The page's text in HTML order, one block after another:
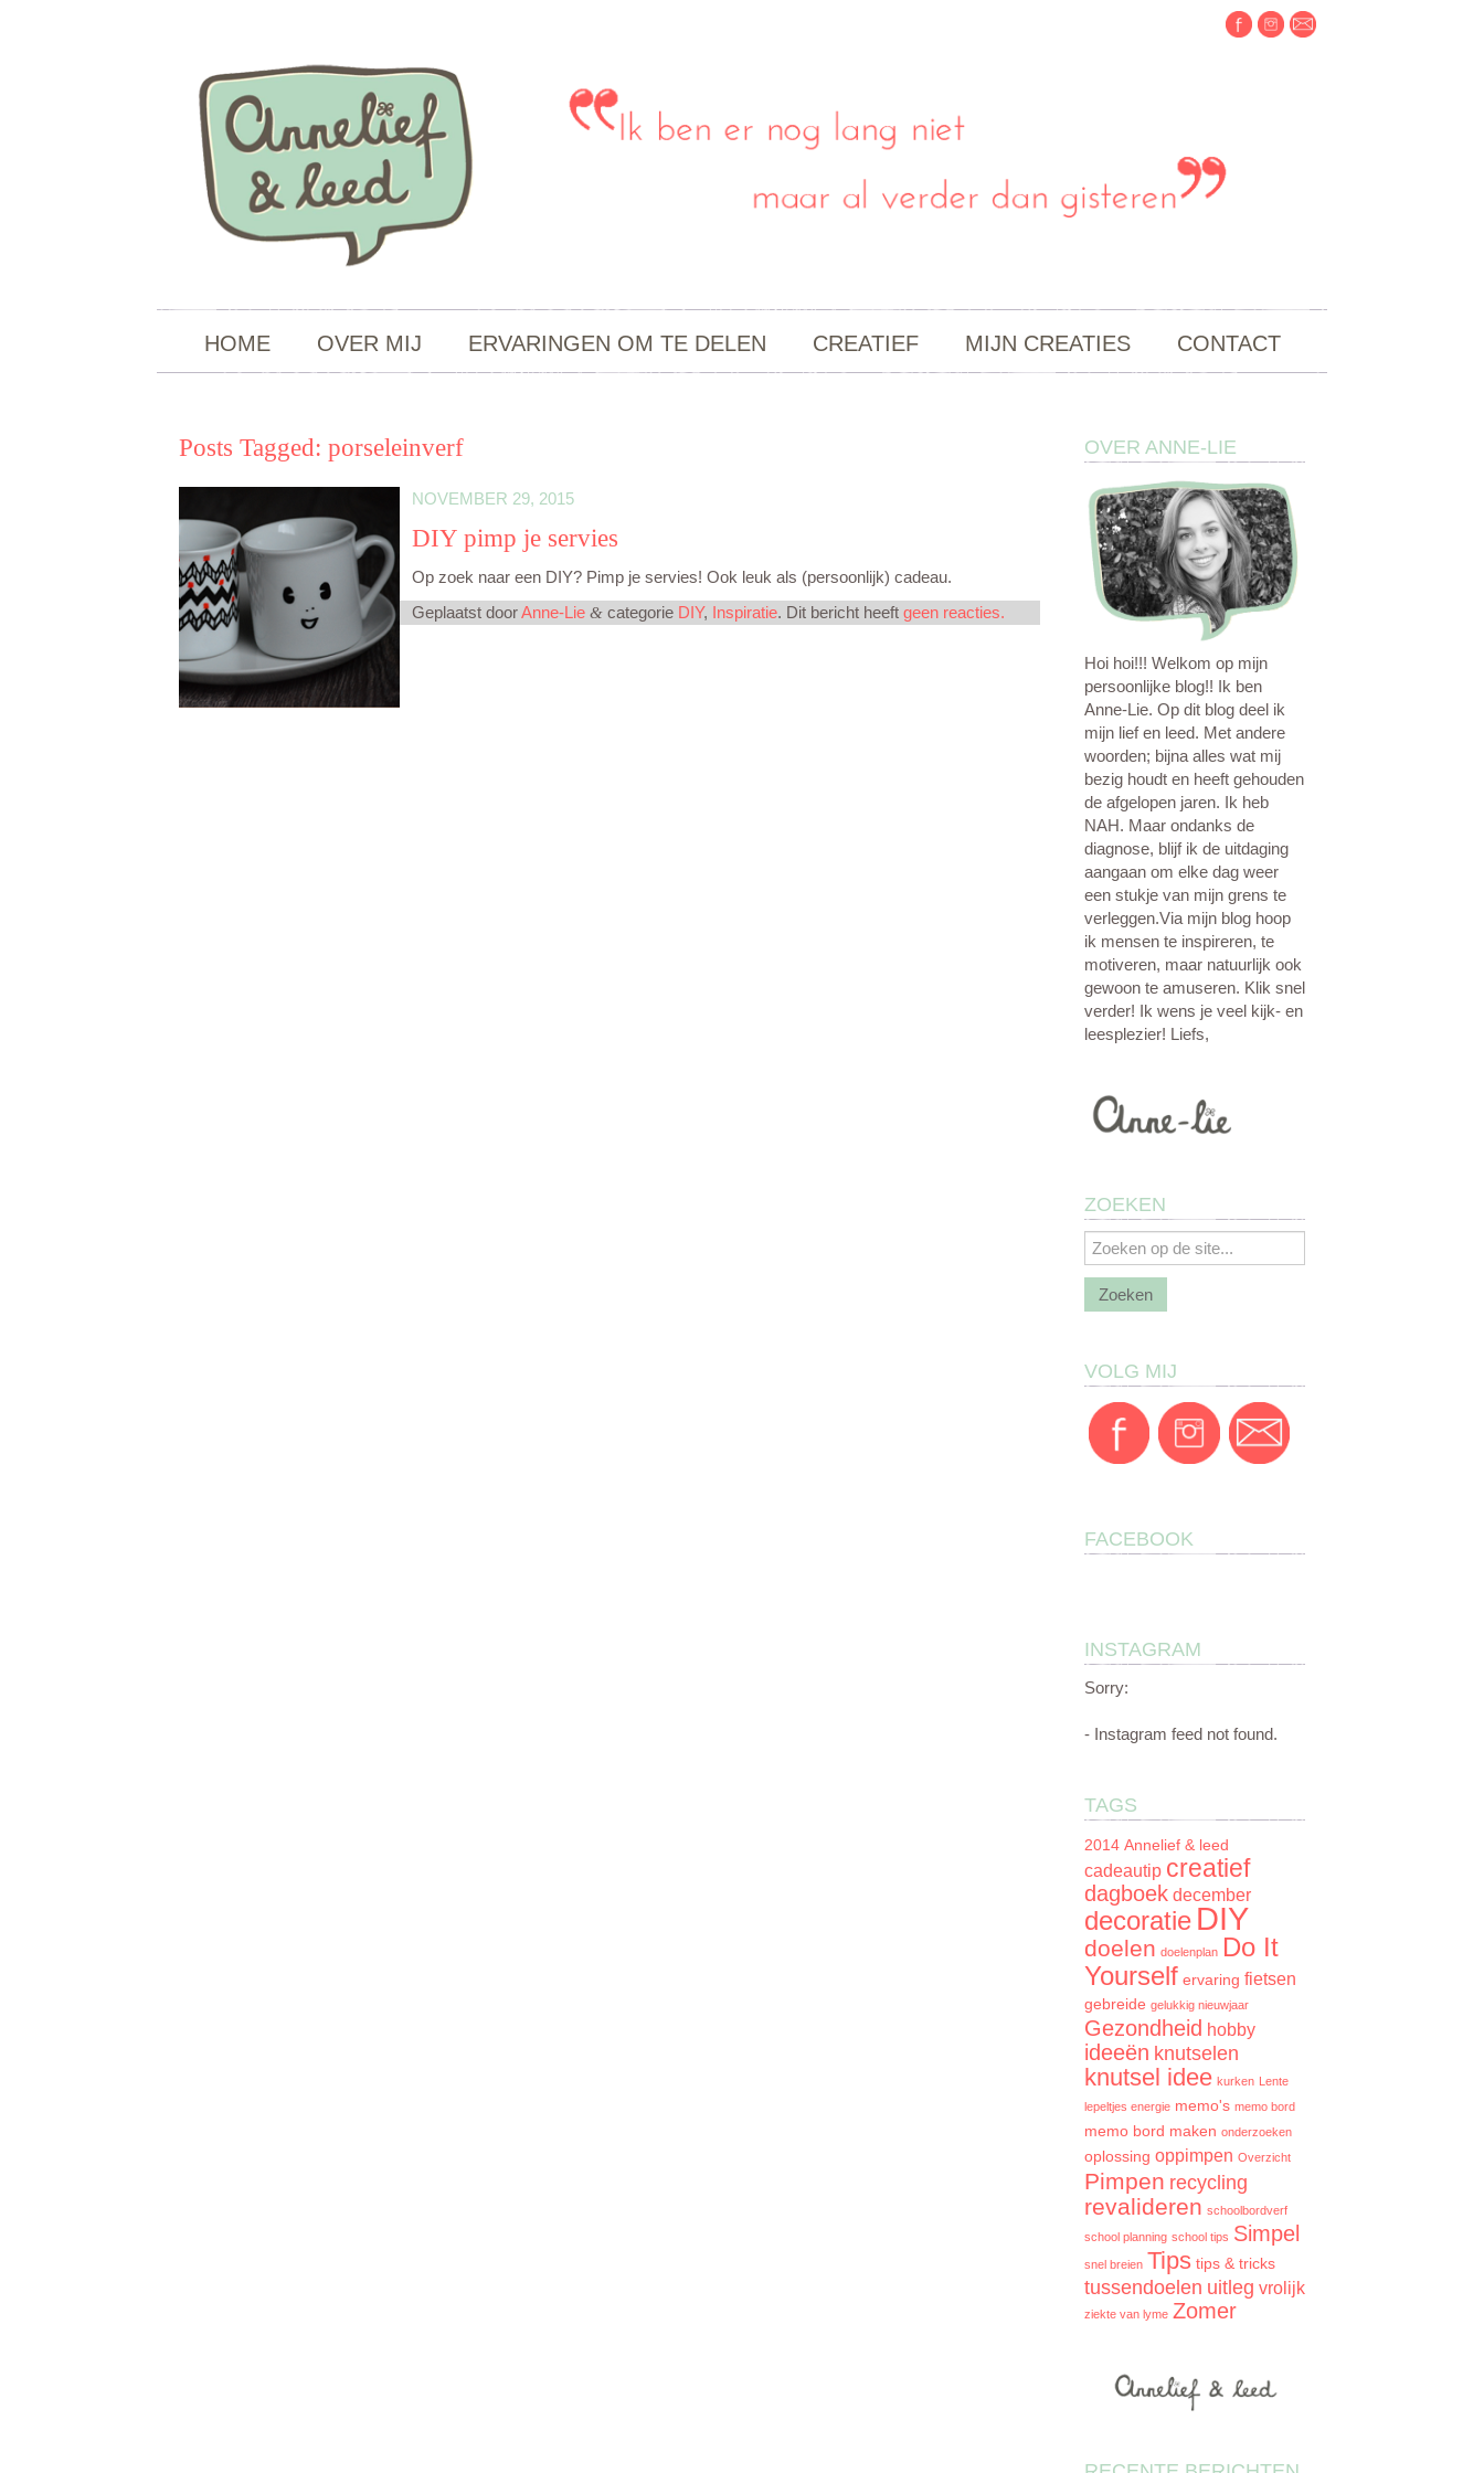
HOME OVER MIJ ERVARINGEN OM TE DELEN CREATIEF MIJN CREATIES CONTACT
Posts Tagged: porseleinverf
NOVEMBER 29, 2015
DIY pimp je servies
Op zoek naar een DIY? Pimp je servies! Ook leuk als (persoonlijk) cadeau.
Geplaatst doorAnne-Lie &categorie DIY, Inspiratie. Dit bericht heeft geen reacties.
OVER ANNE-LIE
Hoi hoi!!! Welkom op mijn
persoonlijke blog!! Ik ben
Anne-Lie. Op dit blog deel ik
mijn lief en leed. Met andere
woorden; bijna alles wat mij
bezig houdt en heeft gehouden
de afgelopen jaren. Ik heb
NAH. Maar ondanks de
diagnose, blijf ik de uitdaging
aangaan om elke dag weer
een stukje van mijn grens te
verleggen.Via mijn blog hoop
ik mensen te inspireren, te
motiveren, maar natuurlijk ook
gewoon te amuseren. Klik snel
verder! Ik wens je veel kijk- en
leesplezier! Liefs,
ZOEKEN
VOLG MIJ
FACEBOOK
INSTAGRAM
Sorry:
- Instagram feed not found.
TAGS
2014 Annelief & leed
cadeautip creatief
dagboek december
decoratie DIY
doelen doelenplan Do It
Yourself ervaring fietsen
gebreide gelukkig nieuwjaar
Gezondheid hobby
ideeën knutselen
knutsel idee kurken Lente
lepeltjes energie memo's memo bord
memo bord maken onderzoeken
oplossing oppimpen Overzicht
Pimpen recycling
revalideren schoolbordverf
school planning school tips Simpel
snel breien Tips tips & tricks
tussendoelen uitleg vrolijk
ziekte van lyme Zomer